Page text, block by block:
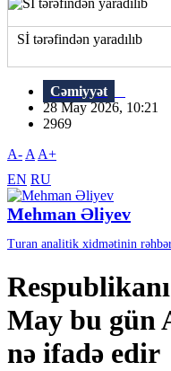
Sİ tərəfindən yaradılıb
Cəmiyyət
28 May 2026, 10:21
2969
A- A A+
EN RU
Mehman Əliyev
Turan analitik xidmətinin
May bu gün
nə ifadə edir